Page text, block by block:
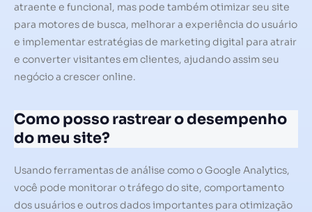
atraente e funcional, mas pode também otimizar seu site
para motores de busca, melhorar a experiência do usuário
e implementar estratégias de marketing digital para atrair
e converter visitantes em clientes, ajudando assim seu
negócio a crescer online.
Como posso rastrear o desempenho
do meu site?
Usando ferramentas de análise como o Google Analytics,
você pode monitorar o tráfego do site, comportamento
dos usuários e outros dados importantes para otimização